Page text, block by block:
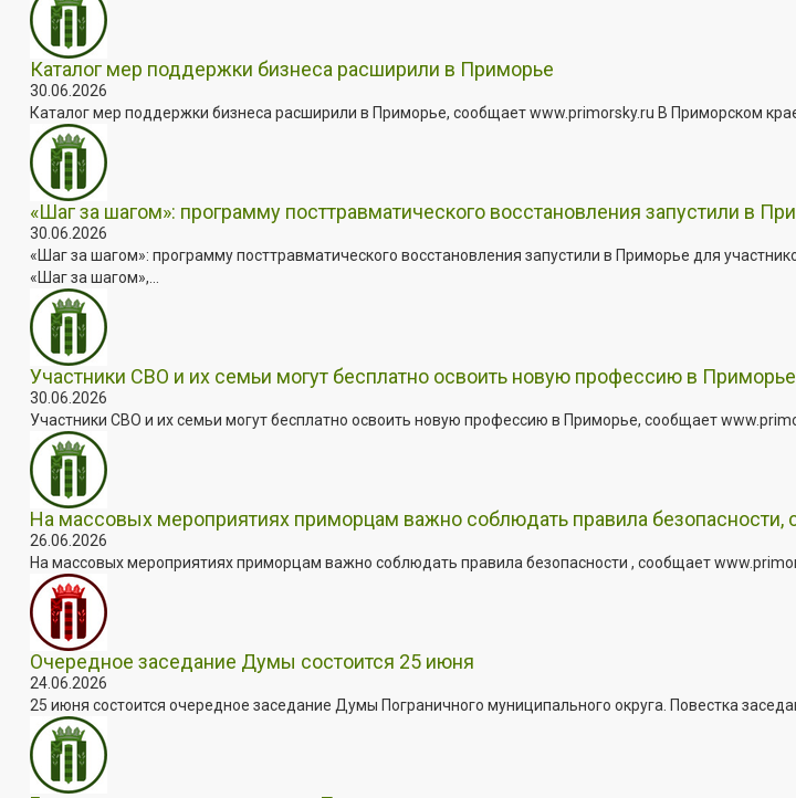
Каталог мер поддержки бизнеса расширили в Приморье
30.06.2026
Каталог мер поддержки бизнеса расширили в Приморье, сообщает www.primorsky.ru В Приморском
«Шаг за шагом»: программу посттравматического восстановления запустили в
30.06.2026
«Шаг за шагом»: программу посттравматического восстановления запустили в Приморье для
«Шаг за шагом»,...
Участники СВО и их семьи могут бесплатно освоить новую профессию в Приморье
30.06.2026
Участники СВО и их семьи могут бесплатно освоить новую профессию в Приморье, сообщает
На массовых мероприятиях приморцам важно соблюдать правила безопасности,
26.06.2026
На массовых мероприятиях приморцам важно соблюдать правила безопасности , сообщает
Очередное заседание Думы состоится 25 июня
24.06.2026
25 июня состоится очередное заседание Думы Пограничного муниципального округа. Повестка